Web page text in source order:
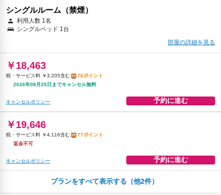
シングルルーム（禁煙）
利用人数 1名
シングルベッド 1台
部屋の詳細を見る
￥18,463
税・サービス料 ￥3,205含む
76ポイント
2026年08月25日までキャンセル無料
キャンセルポリシー 予約に進む
￥19,646
税・サービス料 ￥4,116含む
77ポイント
返金不可
キャンセルポリシー 予約に進む
プランをすべて表示する（他2件）